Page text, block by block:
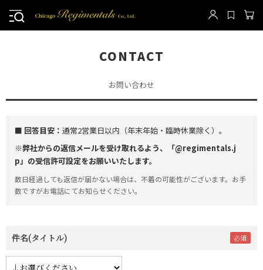
CONTACT
お問い合わせ
■ 回答目安： 通常2営業日以内（年末年始・臨時休業除く）。
※弊社からの返信メールを受け取れるよう、「@regimentals.j
p」の受信許可設定をお願いいたします。
数日経過しても返信が届かない場合は、不着の可能性がございます。お手
数ですがお電話にてお知らせください。
件名(タイトル)